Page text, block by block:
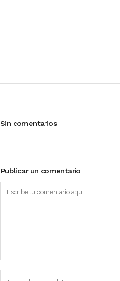
Sin comentarios
Publicar un comentario